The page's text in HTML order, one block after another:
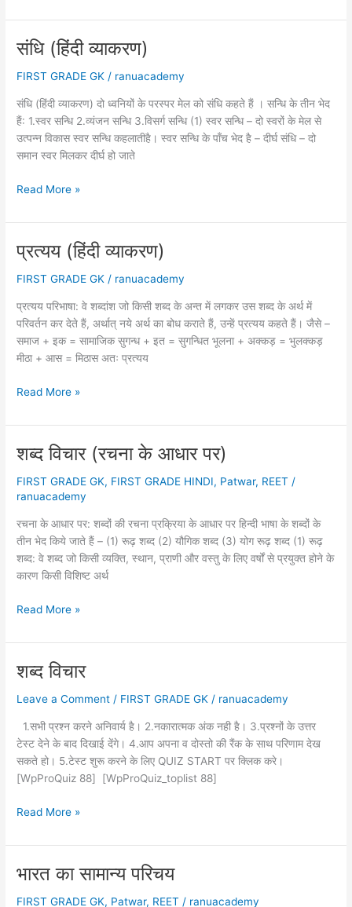
व्याकरण)
संधि (हिंदी व्याकरण)
FIRST GRADE GK / ranuacademy
संधि (हिंदी व्याकरण) दो ध्वनियों के परस्पर मेल को संधि कहते हैं । सन्धि के तीन भेद
हैं: 1.स्वर सन्धि 2.व्यंजन सन्धि 3.विसर्ग सन्धि (1) स्वर सन्धि – दो स्वरों के मेल से
उत्पन्न विकास स्वर सन्धि कहलातीहै। स्वर सन्धि के पाँच भेद है – दीर्घ संधि – दो
समान स्वर मिलकर दीर्घ हो जाते
संधि
व्याकरण)
Read More »
प्रत्यय (हिंदी व्याकरण)
FIRST GRADE GK / ranuacademy
प्रत्यय परिभाषा: वे शब्दांश जो किसी शब्द के अन्त में लगकर उस शब्द के अर्थ में
परिवर्तन कर देते हैं, अर्थात् नये अर्थ का बोध कराते हैं, उन्हें प्रत्यय कहते हैं। जैसे –
समाज + इक = सामाजिक सुगन्ध + इत = सुगन्धित भूलना + अक्कड़ = भुलक्कड़
मीठा + आस = मिठास अतः प्रत्यय
प्रत्यय
व्याकरण)
Read More »
शब्द विचार (रचना के आधार पर)
FIRST GRADE GK, FIRST GRADE HINDI, Patwar, REET /
ranuacademy
रचना के आधार पर: शब्दों की रचना प्रक्रिया के आधार पर हिन्दी भाषा के शब्दों के
तीन भेद किये जाते हैं – (1) रूढ़ शब्द (2) यौगिक शब्द (3) योग रूढ़ शब्द (1) रूढ़
शब्द: वे शब्द जो किसी व्यक्ति, स्थान, प्राणी और वस्तु के लिए वर्षों से प्रयुक्त होने के
कारण किसी विशिष्ट अर्थ
शब्द
(रचना
आधार
पर)
Read More »
शब्द विचार
Leave a Comment / FIRST GRADE GK / ranuacademy
1.सभी प्रश्न करने अनिवार्य है। 2.नकारात्मक अंक नही है। 3.प्रश्नों के उत्तर
टेस्ट देने के बाद दिखाई देंगे। 4.आप अपना व दोस्तो की रैंक के साथ परिणाम देख
सकते हो। 5.टेस्ट शुरू करने के लिए QUIZ START पर क्लिक करे।
[WpProQuiz 88] [WpProQuiz_toplist 88]
शब्द
Read More »
भारत का सामान्य परिचय
FIRST GRADE GK, Patwar, REET / ranuacademy